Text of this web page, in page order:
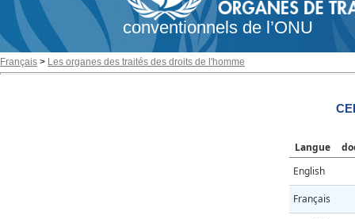
conventionnels de l’ONU
Français > Les organes des traités des droits de l'homme
Langue
English
Français